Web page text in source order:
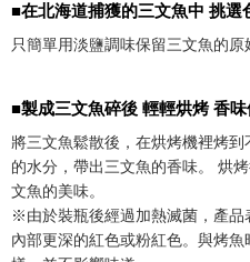
■在北海道捕獲的三文魚中 挑選
只簡單用淡鹽調味保留三文魚的原
■製成三文魚碎後 輕輕烘烤 香
將三文魚鬆散後，在烘烤機裡烤
的水分，帶出三文魚的香味。 烘
文魚的美味。
※由於裝瓶後經過加熱滅菌，產品
內部更深的紅色或粉紅色。與烤